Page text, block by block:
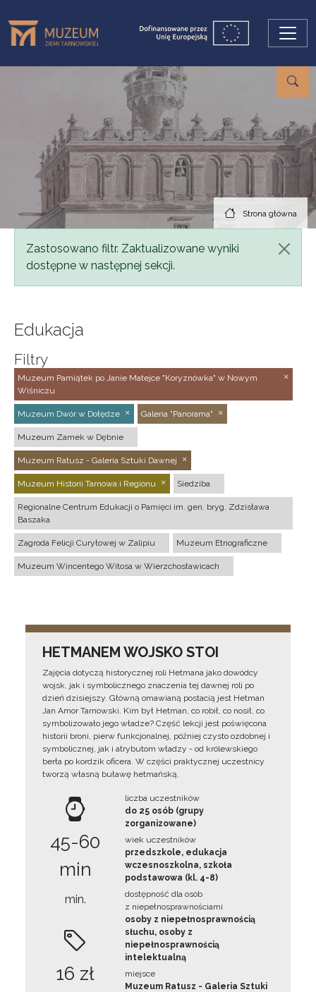
Strona główna
Komunikat
Zastosowano filtr. Zaktualizowane wyniki
dostępne w następnej sekcji.
Edukacja
Filtry
Muzeum Pamiątek po Janie Matejce "Koryznówka" w Nowym
Wiśniczu
Muzeum Dwór w Dołędze Galeria "Panorama"
Muzeum Zamek w Dębnie
Muzeum Ratusz - Galeria Sztuki Dawnej
Muzeum Historii Tarnowa i Regionu Siedziba
Regionalne Centrum Edukacji o Pamięci im. gen. bryg. Zdzisława
Baszaka
Zagroda Felicji Curyłowej w Zalipiu Muzeum Etnograficzne
Muzeum Wincentego Witosa w Wierzchosławicach
HETMANEM WOJSKO STOI
Zajęcia dotyczą historycznej roli Hetmana jako dowódcy
wojsk, jak i symbolicznego znaczenia tej dawnej roli po
dzień dzisiejszy. Główną omawianą postacią jest Hetman
Jan Amor Tarnowski. Kim był Hetman, co robił, co nosił, co
symbolizowało jego władze? Część lekcji jest poświęcona
historii broni, pierw funkcjonalnej, później czysto ozdobnej i
symbolicznej, jak i atrybutom władzy - od królewskiego
berła po kordzik oficera. W części praktycznej uczestnicy
tworzą własną buławę hetmańską.
45-60
min
min.
16 zł
liczba uczestników
do 25 osób (grupy
zorganizowane)
wiek uczestników
przedszkole, edukacja
wczesnoszkolna, szkoła
podstawowa (kl. 4-8)
dostępność dla osób
z niepełnosprawnościami
osoby z niepełnosprawnością
słuchu, osoby z
niepełnosprawnością
intelektualną
miejsce
Muzeum Ratusz - Galeria Sztuki